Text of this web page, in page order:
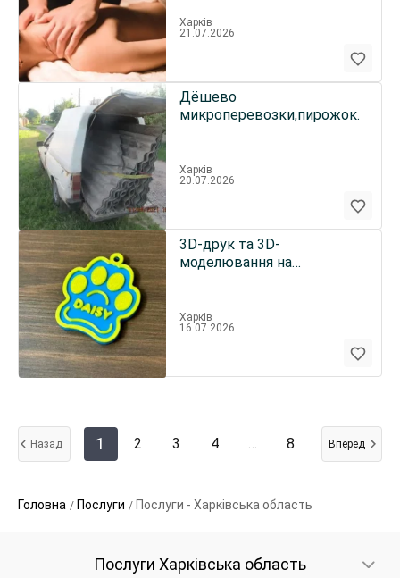
Харків
21.07.2026
Дёшево
микроперевозки,пирожок.
Харків
20.07.2026
3D-друк та 3D-
моделювання на
Харків
16.07.2026
Назад 1 2 3 4 … 8 Вперед
Головна Послуги Послуги - Харківська область
Послуги Харківська область